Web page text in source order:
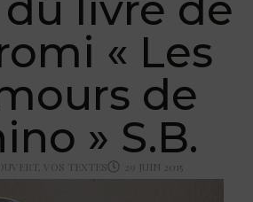
« Les
de
» S.B.
VOS TEXTES 29 JUIN 2015